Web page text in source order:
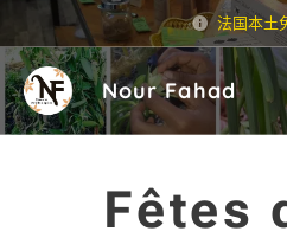
法国本土
Nour Fahad
Fêtes